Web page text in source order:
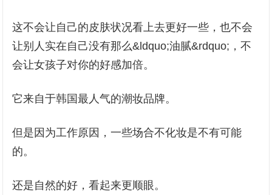
这不会让自己的皮肤状况看上去更好一些，也不会
让别人实在自己没有那么&ldquo;油腻&rdquo;，不
会让女孩子对你的好感加倍。
它来自于韩国最人气的潮妆品牌。
但是因为工作原因，一些场合不化妆是不有可能
的。
还是自然的好，看起来更顺眼。